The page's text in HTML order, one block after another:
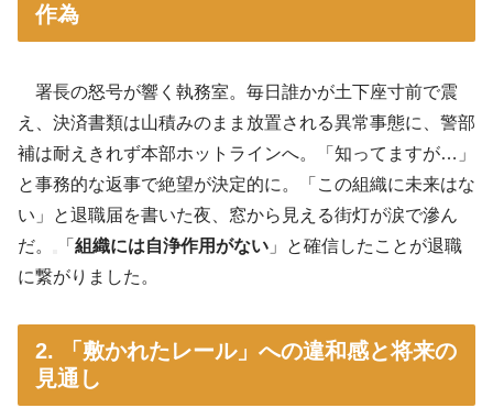
作為
署長の怒号が響く執務室。毎日誰かが土下座寸前で震
え、決済書類は山積みのまま放置される異常事態に、警部
補は耐えきれず本部ホットラインへ。「知ってますが…」
と事務的な返事で絶望が決定的に。「この組織に未来はな
い」と退職届を書いた夜、窓から見える街灯が涙で滲ん
だ。
「 組織には自浄作用がない 」と確信したことが退職
に繋がりました 。
2. 「敷かれたレール」への違和感と将来の
見通し